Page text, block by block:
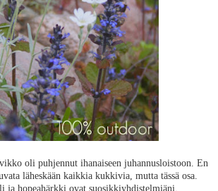
oli puhjennut ihanaiseen juhannusloistoon. En
läheskään kaikkia kukkivia, mutta tässä osa.
ja hopeahärkki ovat suosikkiyhdistelmiäni.